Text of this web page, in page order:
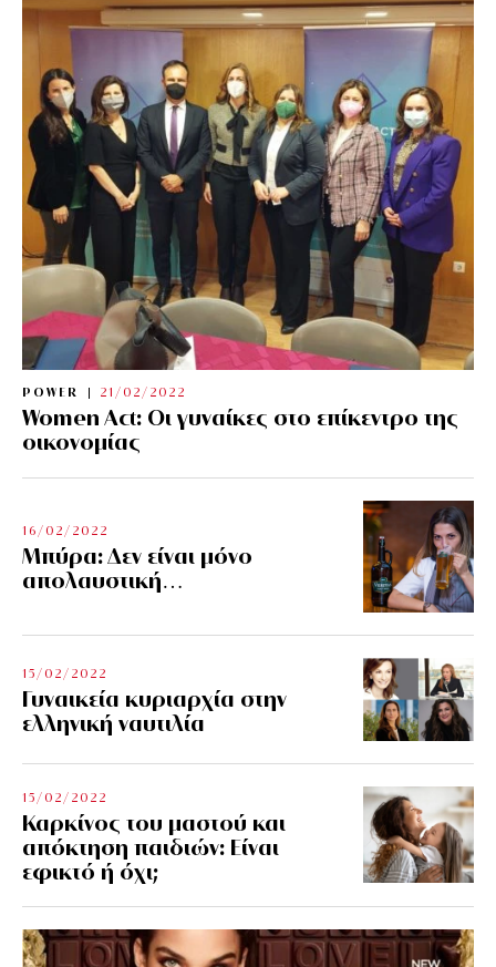
POWER 21/02/2022
Women Act: Οι γυναίκες στο επίκεντρο της
οικονομίας
16/02/2022
Μπύρα: Δεν είναι μόνο
απολαυστική…
15/02/2022
Γυναικεία κυριαρχία στην
ελληνική ναυτιλία
15/02/2022
Καρκίνος του μαστού και
απόκτηση παιδιών: Είναι
εφικτό ή όχι;